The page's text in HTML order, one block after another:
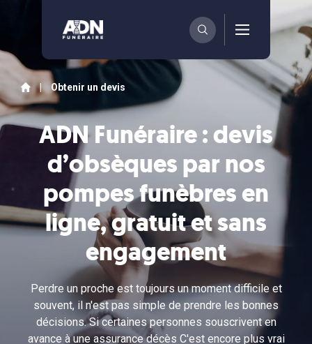
| Obtenir un devis
ADN Funéraire : devis
d’obsèques par nos
pompes funèbres en
ligne, gratuit et sans
engagement
Perdre un proche est toujours un moment difficile et
souvent, il n'est pas simple de prendre les bonnes
décisions. Si certaines personnes souscrivent en
avance à une assurance décès C'est encore plus vrai